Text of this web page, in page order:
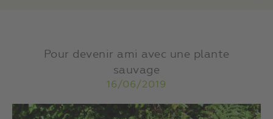
Pour devenir ami avec une plante
sauvage
16/06/2019